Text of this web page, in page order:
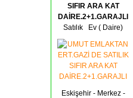
SIFIR ARA KAT
DAİRE.2+1.GARAJLI
Satılık Ev ( Daire)
Eskişehir - Merkez -